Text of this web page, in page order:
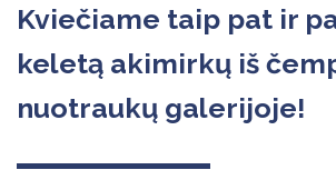
Kviečiame taip pat ir
keletą akimirkų iš
nuotraukų galerijoje!